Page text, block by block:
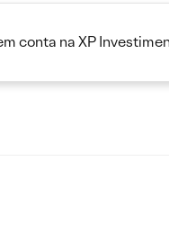
conta na XP